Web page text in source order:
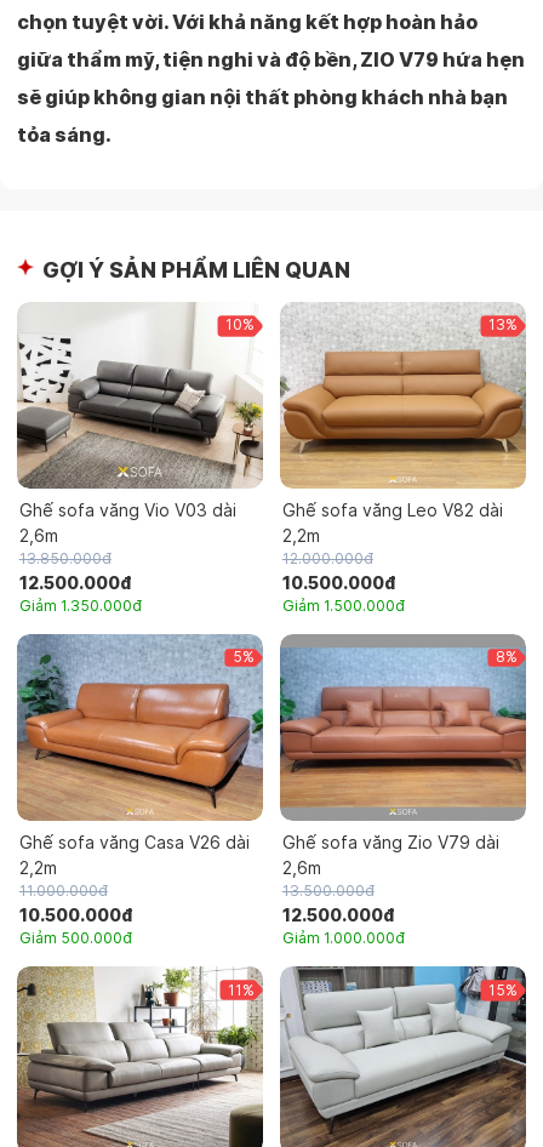
chọn tuyệt vời. Với khả năng kết hợp hoàn hảo
giữa thẩm mỹ, tiện nghi và độ bền, ZIO V79 hứa hẹn
sẽ giúp không gian nội thất phòng khách nhà bạn
tỏa sáng.
GỢI Ý SẢN PHẨM LIÊN QUAN
10%
Ghế sofa văng Vio V03 dài
2,6m
13.850.000đ
12.500.000đ
Giảm 1.350.000đ
13%
Ghế sofa văng Leo V82 dài
2,2m
12.000.000đ
10.500.000đ
Giảm 1.500.000đ
5%
Ghế sofa văng Casa V26 dài
2,2m
11.000.000đ
10.500.000đ
Giảm 500.000đ
8%
Ghế sofa văng Zio V79 dài
2,6m
13.500.000đ
12.500.000đ
Giảm 1.000.000đ
11% 15%